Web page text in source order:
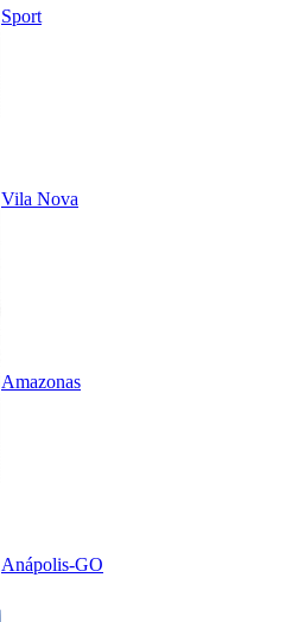
Sport
Vila Nova
Amazonas
Anápolis-GO